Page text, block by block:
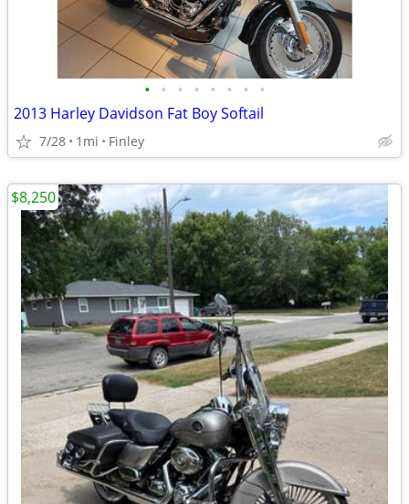
• • • • • • • •
2013 Harley Davidson Fat Boy Softail
7/28 1mi Finley
$8,250